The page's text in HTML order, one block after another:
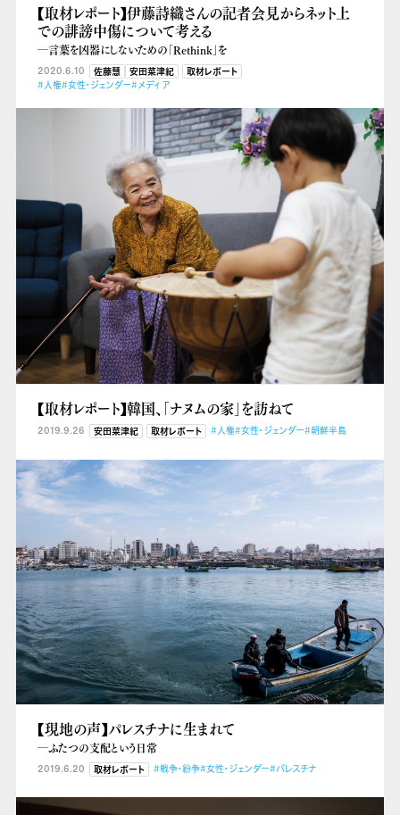
【取材レポート】伊藤詩織さんの記者会見からネット上
での誹謗中傷について考える
―言葉を凶器にしないための「Rethink」を
2020.6.10 佐藤慧 安田菜津紀
取材レポート
#人権#女性・ジェンダー#メディア
【取材レポート】韓国、「ナヌムの家」を訪ねて
2019.9.26 安田菜津紀 取材レポート #人権#女性・ジェンダー#朝鮮半島
【現地の声】パレスチナに生まれて
―ふたつの支配という日常
2019.6.20 取材レポート #戦争・紛争#女性・ジェンダー#パレスチナ